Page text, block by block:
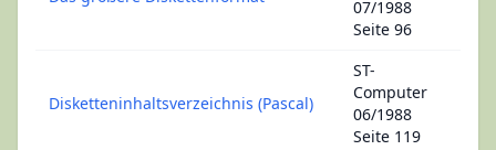
07/1988
Seite 96
Disketteninhaltsverzeichnis (Pascal)
ST-
Computer
06/1988
Seite 119